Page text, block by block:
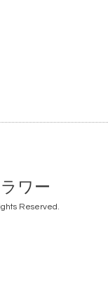
ワー
Reserved.